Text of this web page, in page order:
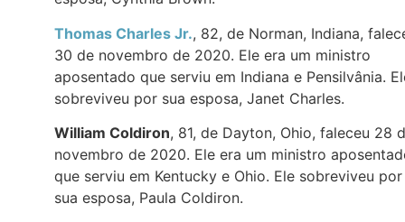
Thomas Charles Jr., 82, de Norman, Indiana,
30 de novembro de 2020. Ele era um ministro
aposentado que serviu em Indiana e Pensilvânia.
sobreviveu por sua esposa, Janet Charles.
William Coldiron, 81, de Dayton, Ohio, faleceu 28
novembro de 2020. Ele era um ministro
que serviu em Kentucky e Ohio. Ele sobreviveu por
sua esposa, Paula Coldiron.